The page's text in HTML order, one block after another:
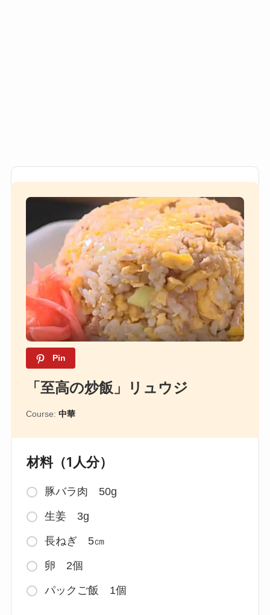
Pin
「至高の炒飯」リュウジ
Course: 中華
材料（1人分）
豚バラ肉 50g
生姜 3g
長ねぎ 5㎝
卵 2個
パックご飯 1個